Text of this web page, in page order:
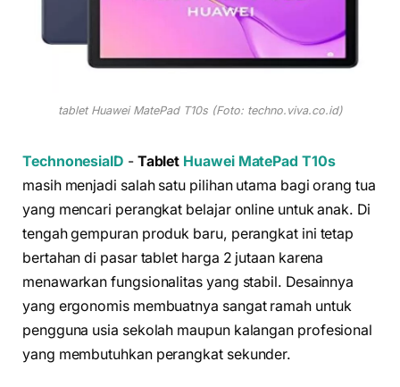
tablet Huawei MatePad T10s (Foto: techno.viva.co.id)
TechnonesiaID - Tablet Huawei MatePad T10s
masih menjadi salah satu pilihan utama bagi orang tua
yang mencari perangkat belajar online untuk anak. Di
tengah gempuran produk baru, perangkat ini tetap
bertahan di pasar tablet harga 2 jutaan karena
menawarkan fungsionalitas yang stabil. Desainnya
yang ergonomis membuatnya sangat ramah untuk
pengguna usia sekolah maupun kalangan profesional
yang membutuhkan perangkat sekunder.